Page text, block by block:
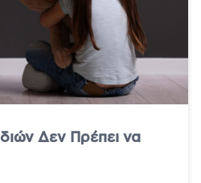
Δεν Πρέπει να